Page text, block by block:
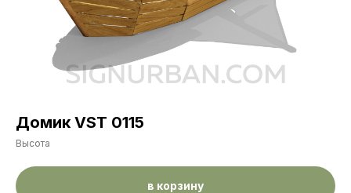
Домик VST 0115
Высота
в корзину